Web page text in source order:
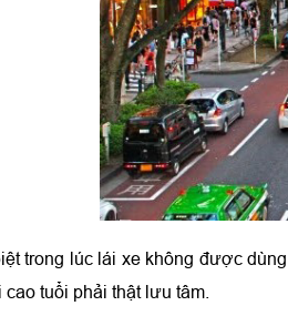
trong lúc lái xe không được
tuổi phải thật lưu tâm.